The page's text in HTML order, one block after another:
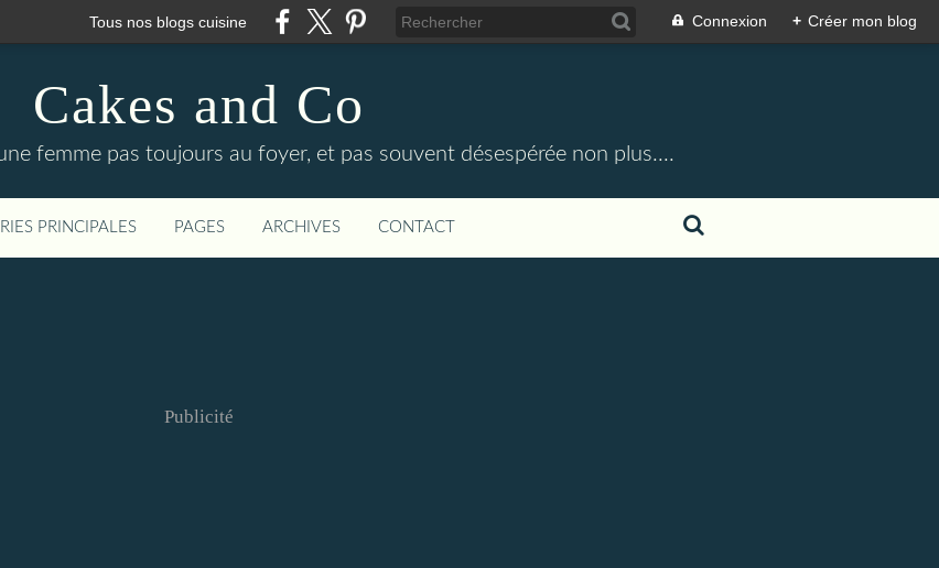
Tous nos blogs cuisine Connexion + Créer mon blog
Cakes and Co
femme pas toujours au foyer, et pas souvent désespérée non plus....
PRINCIPALES PAGES ARCHIVES CONTACT
Publicité